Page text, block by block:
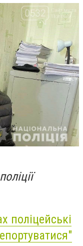
поліцейські